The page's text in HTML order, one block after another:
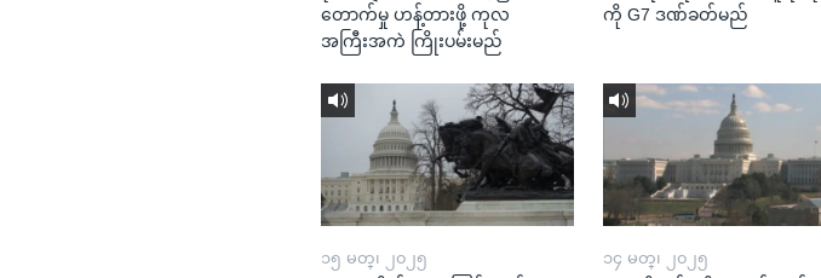
တောက်မှု ဟန့်တားဖို့ ကုလ
အကြီးအကဲ ကြိုးပမ်းမည်
ကို G7 ဒဏ်ခတ်မည်
၁၅ မတ္၊ ၂၀၂၅ ၁၄ မတ္၊ ၂၀၂၅